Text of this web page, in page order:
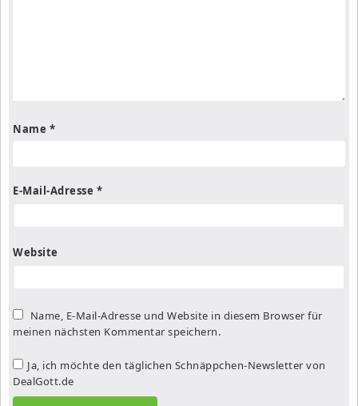
Name *
E-Mail-Adresse *
Website
Name, E-Mail-Adresse und Website in diesem Browser für
meinen nächsten Kommentar speichern.
Ja, ich möchte den täglichen Schnäppchen-Newsletter von
DealGott.de